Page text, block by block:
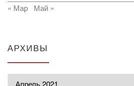
« Мар
Май »
АРХИВЫ